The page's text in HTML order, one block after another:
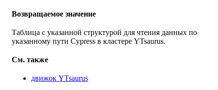
Возвращаемое значение
Таблица с указанной структурой для чтения данных по
указанному пути Cypress в кластере YTsaurus.
См. также
движок YTsaurus